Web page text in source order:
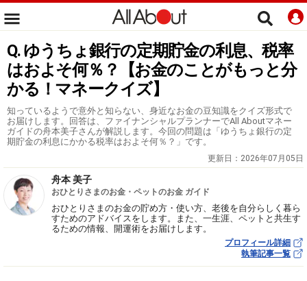
Q. ゆうちょ銀行の定期貯金の利息、税率
はおよそ何％？【お金のことがもっと分
かる！マネークイズ】
知っているようで意外と知らない、身近なお金の豆知識をクイズ形式で
お届けします。回答は、ファイナンシャルプランナーでAll Aboutマネー
ガイドの舟本美子さんが解説します。今回の問題は「ゆうちょ銀行の定
期貯金の利息にかかる税率はおよそ何％？」です。
更新日： 2026年07月05日
舟本 美子
おひとりさまのお金・ペットのお金 ガイド
おひとりさまのお金の貯め方・使い方、老後を自分らしく暮ら
すためのアドバイスをします。また、一生涯、ペットと共生す
るための情報、開運術をお届けします。
プロフィール詳細
執筆記事一覧